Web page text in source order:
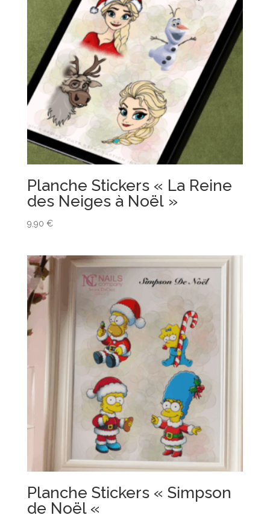
Planche Stickers « La Reine
des Neiges à Noël »
9,90 €
Planche Stickers « Simpson
de Noël «